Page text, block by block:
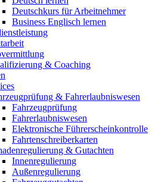
Deutschkurs für Arbeitnehmer
Business Englisch lernen
& Coaching
& Fahrerlaubniswesen
Fahrzeugprüfung
Fahrerlaubniswesen
Elektronische Führerscheinkontrolle
Fahrtenschreiberkarten
& Gutachten
Innenregulierung
Außenregulierung